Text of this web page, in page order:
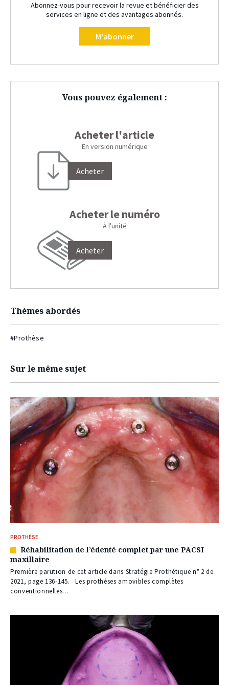
Abonnez-vous pour recevoir la revue et bénéficier des
services en ligne et des avantages abonnés.
M'abonner
Vous pouvez également :
Acheter l'article
En version numérique
Acheter
Acheter le numéro
À l'unité
Acheter
Thèmes abordés
#Prothèse
Sur le même sujet
PROTHÈSE
Article
réservé
à
nos
abonnés
Réhabilitation de l’édenté complet par une PACSI
maxillaire
Première parution de cet article dans Stratégie Prothétique n° 2 de
2021, page 136-145. Les prothèses amovibles complètes
conventionnelles...